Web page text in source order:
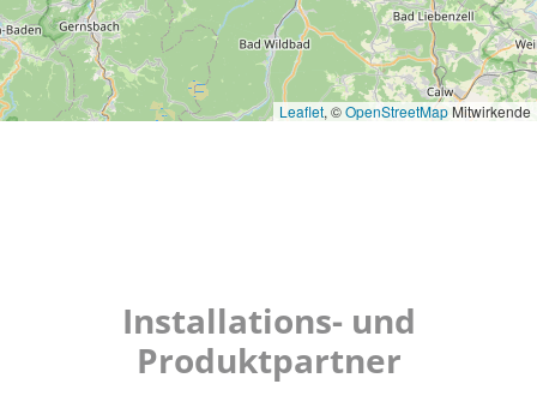
Leaflet, ©OpenStreetMapMitwirkende
Installations- und
Produktpartner